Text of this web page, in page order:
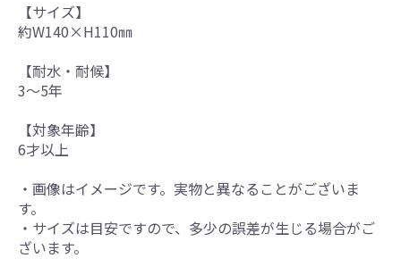
【サイズ】
約W140×H110㎜
【耐水・耐候】
3～5年
【対象年齢】
6才以上
・画像はイメージです。実物と異なることがございま
す。
・サイズは目安ですので、多少の誤差が生じる場合がご
ざいます。